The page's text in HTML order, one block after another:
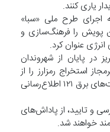
یاری کنند.
اجرای طرح ملی «سبا»
پویش را فرهنگ‌سازی و
عنوان کرد.
در پایان از شهروندان
استخراج رمزارز را از
طریق سرشماره ۳۰۰۰۶۱۲۱ یا سامانه فوریت‌های برق ۱۲۱ اطلاع‌رسانی
و تایید، از پاداش‌های
خواهند شد.